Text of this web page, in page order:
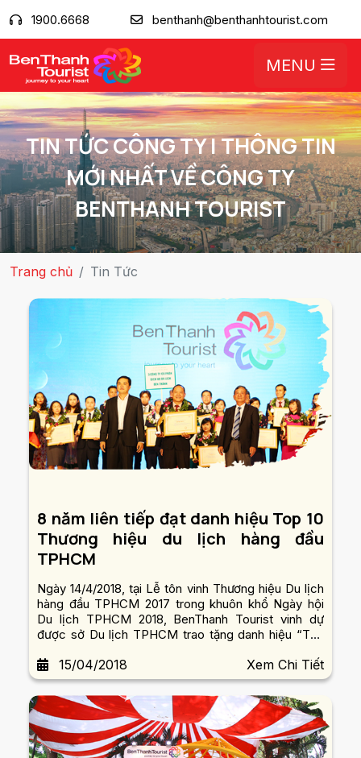
1900.6668 benthanh@benthanhtourist.com
MENU
TIN TỨC CÔNG TY | THÔNG TIN
MỚI NHẤT VỀ CÔNG TY
BENTHANH TOURIST
Trang chủ Tin Tức
8 năm liên tiếp đạt danh hiệu Top 10
Thương hiệu du lịch hàng đầu
TPHCM
Ngày 14/4/2018, tại Lễ tôn vinh Thương hiệu Du lịch
hàng đầu TPHCM 2017 trong khuôn khổ Ngày hội
Du lịch TPHCM 2018, BenThanh Tourist vinh dự
được sở Du lịch TPHCM trao tặng danh hiệu “Top
thưởng cao quý và uy tín nhất của Du lịch TPHCM.
Đây là năm thứ...
15/04/2018 Xem Chi Tiết